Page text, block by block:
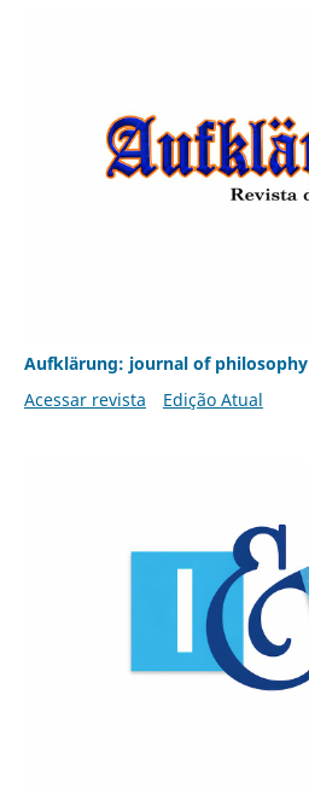
Aufklärung: journal of philosophy
Acessar revista
Edição Atual